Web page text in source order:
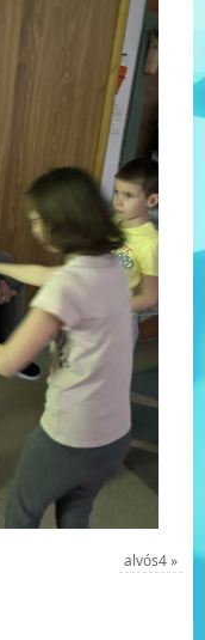
alvós4»